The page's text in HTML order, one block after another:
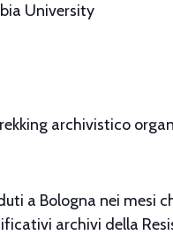
University
archivistico
a Bologna nei mesi
archivi della